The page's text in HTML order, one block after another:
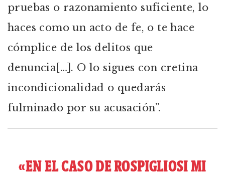
pruebas o razonamiento suficiente, lo
haces como un acto de fe, o te hace
cómplice de los delitos que
denuncia[…]. O lo sigues con cretina
incondicionalidad o quedarás
fulminado por su acusación”.
«EN EL CASO DE ROSPIGLIOSI MI